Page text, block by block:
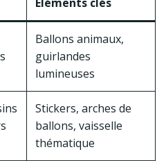
Ballons animaux,
guirlandes
lumineuses
Stickers, arches de
ballons, vaisselle
thématique